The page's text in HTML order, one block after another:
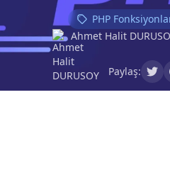
PHP
Ahmet Halit
Paylaş: